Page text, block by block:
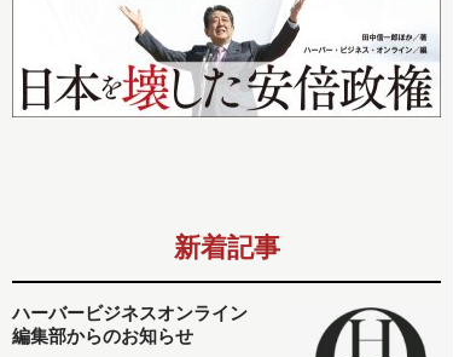
新着記事
ハーバービジネスオンライン
編集部からのお知らせ